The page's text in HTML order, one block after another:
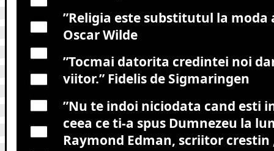
”Religia este substitutul la moda
Oscar Wilde
”Tocmai datorita credintei noi
viitor.”Fidelis de Sigmaringen
”Nu te indoi niciodata cand esti
ceea ce ti-a spus Dumnezeu la
Raymond Edman, scriitor crestin